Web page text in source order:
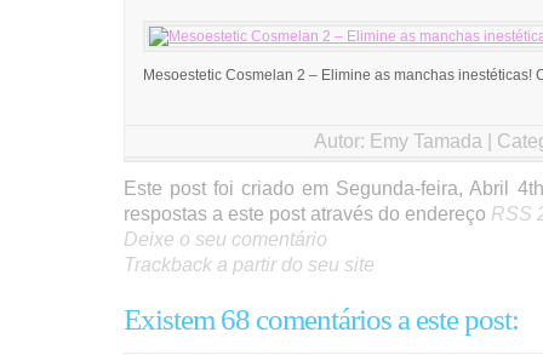
Mesoestetic Cosmelan 2 – Elimine as manchas inestéticas!
Autor: Emy Tamada |
Este post foi criado em Segunda-feira, Abril
respostas a este post através do endereço RSS
Deixe o seu comentário
Trackback a partir do seu site
Existem 68 comentários a este post: